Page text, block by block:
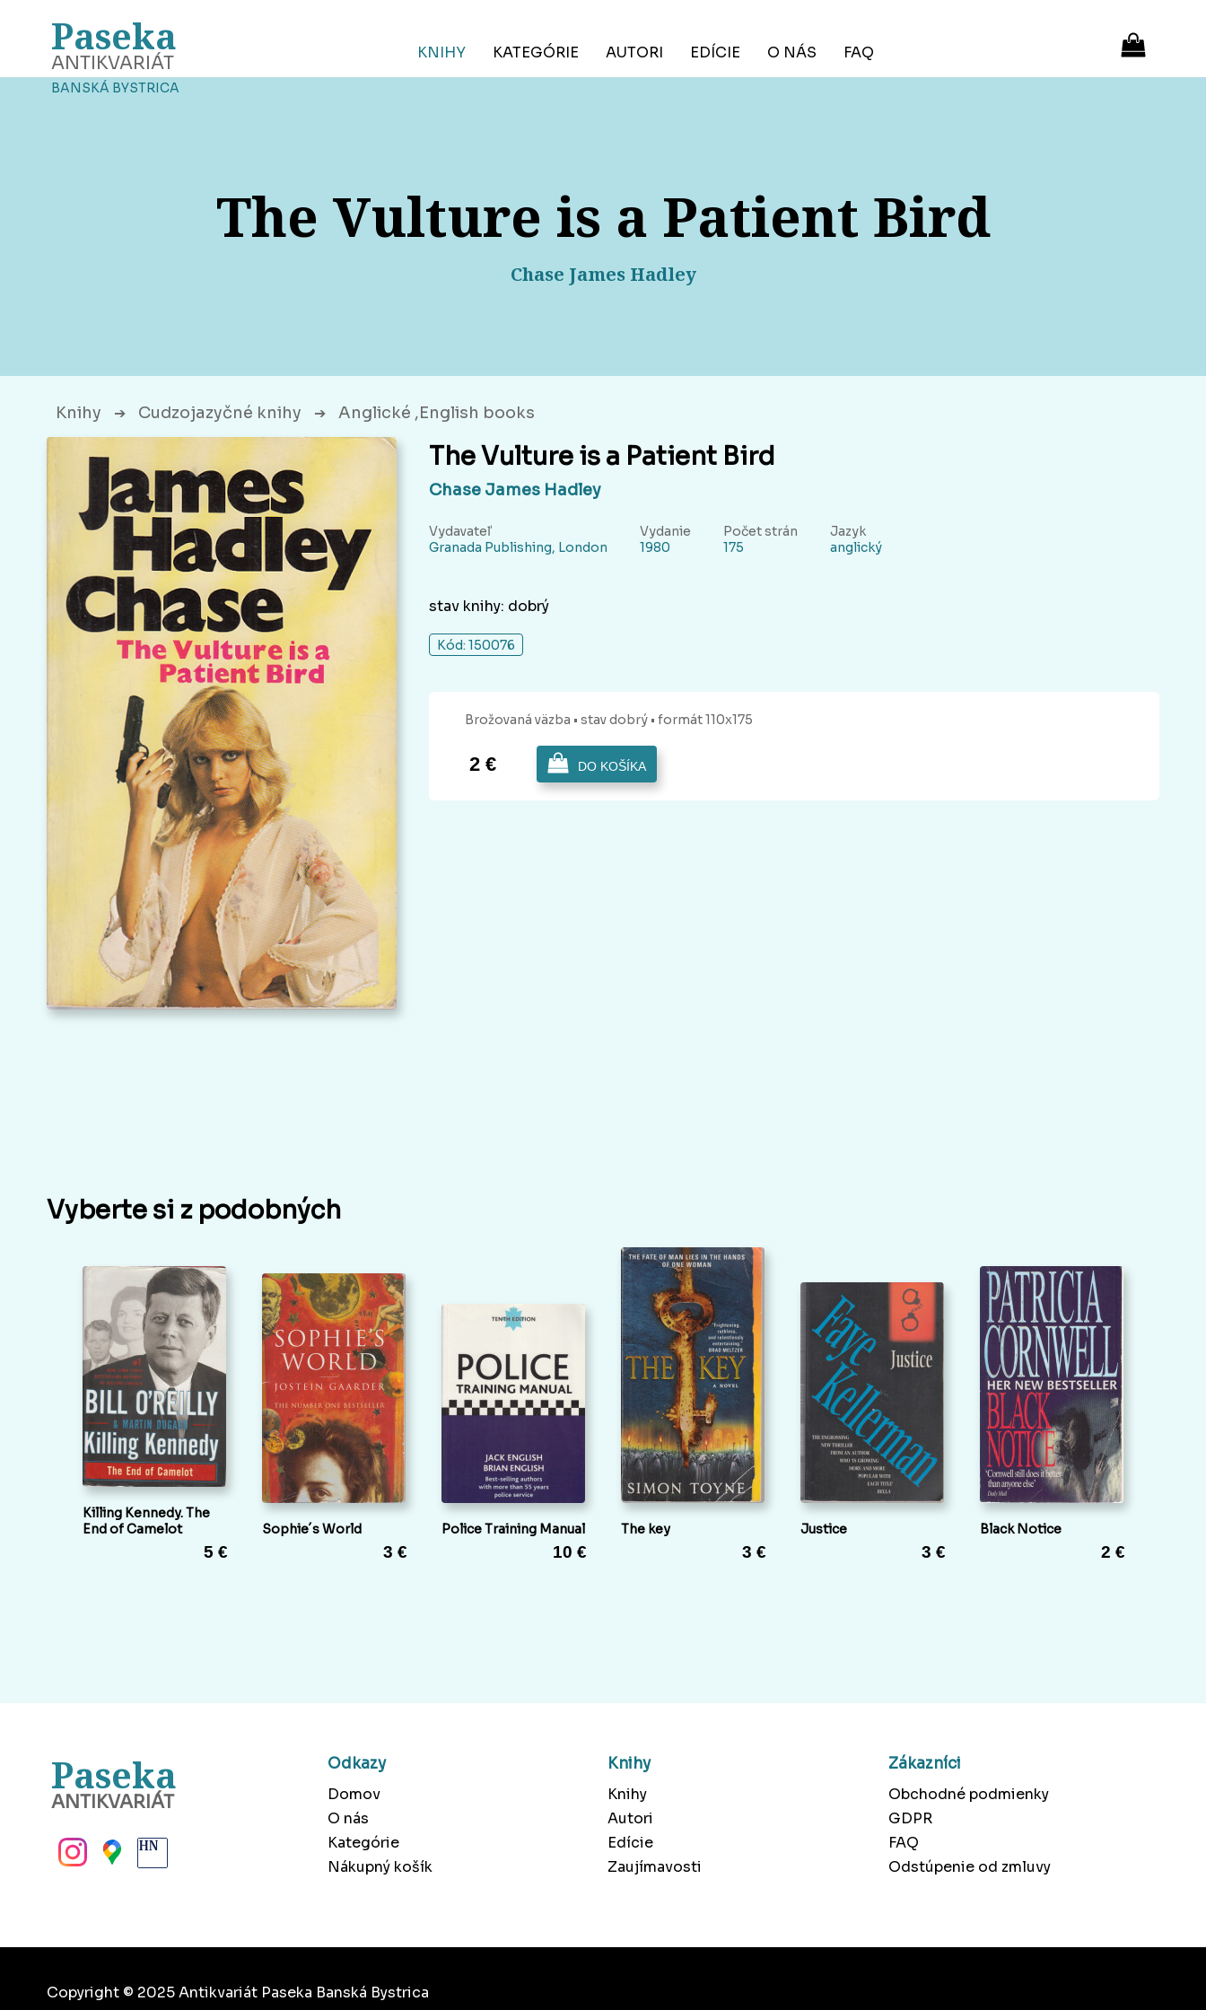
Paseka
ANTIKVARIÁT
BANSKÁ BYSTRICA
KNIHY KATEGÓRIE AUTORI EDÍCIE O NÁS FAQ
The Vulture is a Patient Bird
Chase James Hadley
Knihy ➔ Cudzojazyčné knihy ➔ Anglické ,English books
The Vulture is a Patient Bird
Chase James Hadley
Vydavateľ
Granada Publishing, London
Vydanie
1980
Počet strán
175
Jazyk
anglický
stav knihy: dobrý
Kód: 150076
Brožovaná väzba • stav dobrý • formát 110x175
2 € DO KOŠÍKA
Vyberte si z podobných
Killing Kennedy. The
End of Camelot
5 €
Sophie´s World
3 €
Police Training Manual
10 €
The key
3 €
Justice
3 €
Black Notice
2 €
Paseka
ANTIKVARIÁT
Odkazy
Domov
O nás
Kategórie
Nákupný košík
Knihy
Knihy
Autori
Edície
Zaujímavosti
Zákazníci
Obchodné podmienky
GDPR
FAQ
Odstúpenie od zmluvy
Copyright © 2025 Antikvariát Paseka Banská Bystrica